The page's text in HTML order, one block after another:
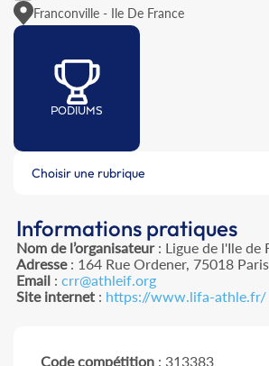
Franconville - Ile De France
PODIUMS
Choisir une rubrique
Informations pratiques
Nom de l’organisateur: Ligue de l'Ile de
Adresse: 164 Rue Ordener, 75018 Paris
Email: crr@athleif.org
Site internet: https://www.lifa-athle.fr/
Code compétition : 313383